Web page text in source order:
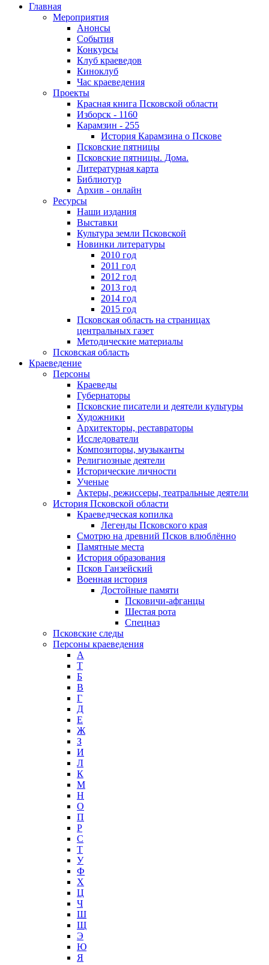
Главная
Мероприятия
Анонсы
События
Конкурсы
Клуб краеведов
Киноклуб
Час краеведения
Проекты
Красная книга Псковской области
Изборск - 1160
Карамзин - 255
История Карамзина о Пскове
Псковские пятницы
Псковские пятницы. Дома.
Литературная карта
Библиотур
Архив - онлайн
Ресурсы
Наши издания
Выставки
Культура земли Псковской
Новинки литературы
2010 год
2011 год
2012 год
2013 год
2014 год
2015 год
Псковская область на страницах
центральных газет
Методические материалы
Псковская область
Краеведение
Персоны
Краеведы
Губернаторы
Псковские писатели и деятели культуры
Художники
Архитекторы, реставраторы
Исследователи
Композиторы, музыканты
Религиозные деятели
Исторические личности
Ученые
Актеры, режиссеры, театральные деятели
История Псковской области
Краеведческая копилка
Легенды Псковского края
Смотрю на древний Псков влюблённо
Памятные места
История образования
Псков Ганзейский
Военная история
Достойные памяти
Псковичи-афганцы
Шестая рота
Спецназ
Псковские следы
Персоны краеведения
А
T
Б
В
Г
Д
Е
Ж
З
И
Л
К
М
Н
О
П
Р
С
Т
У
Ф
Х
Ц
Ч
Ш
Щ
Э
Ю
Я